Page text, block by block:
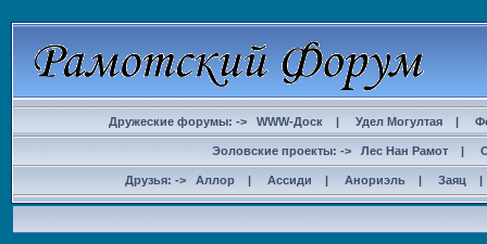
Дружеские форумы: -> WWW-Доск | Удел Могултая |
Эоловские проекты: -> Лес Нан Рамот |
Друзья: -> Аллор | Ассиди | Анориэль | Заяц